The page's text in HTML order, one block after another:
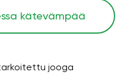
kätevämpää
jooga